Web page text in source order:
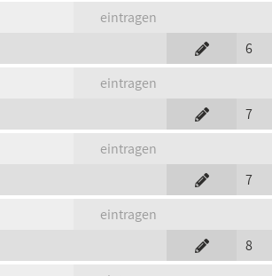
eintragen
6
eintragen
7
eintragen
7
eintragen
8